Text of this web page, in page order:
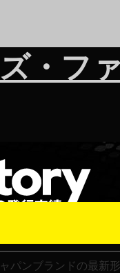
・フ
パンブランドの最新